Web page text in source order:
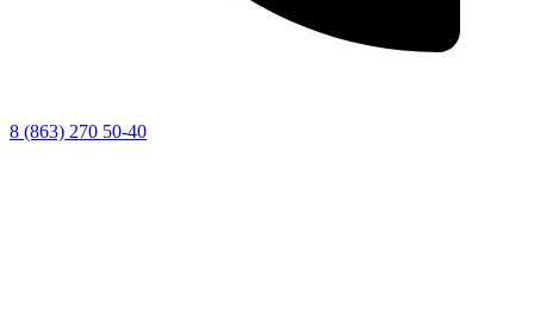
8 (863) 270 50-40